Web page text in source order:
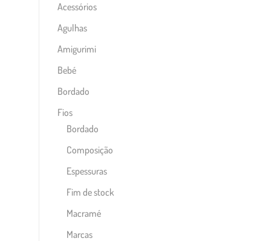
Acessórios
Agulhas
Amigurimi
Bebé
Bordado
Fios
Bordado
Composição
Espessuras
Fim de stock
Macramé
Marcas